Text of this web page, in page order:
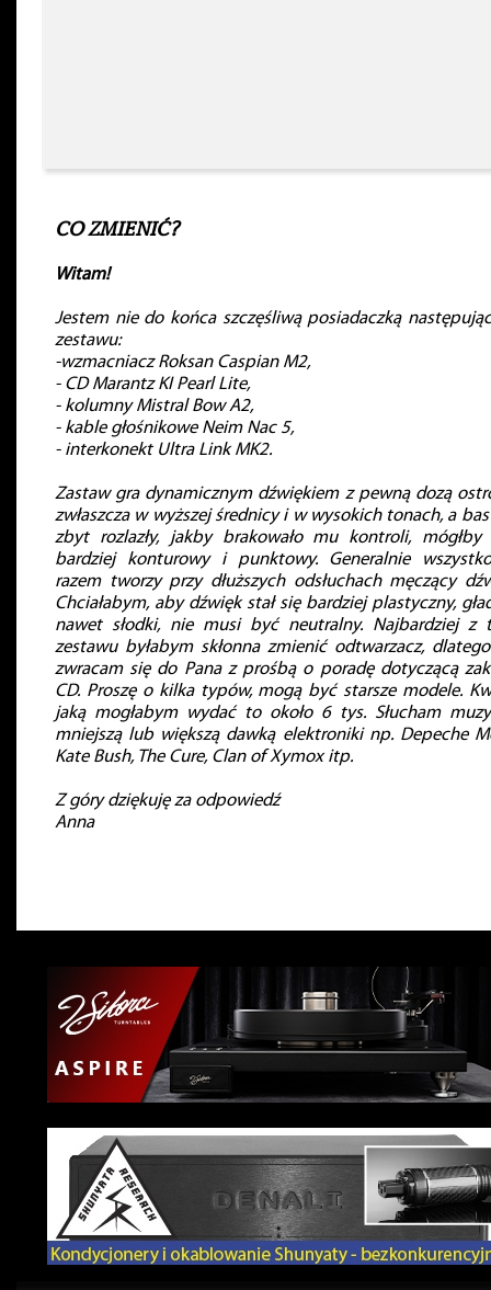
CO ZMIENIĆ?
Witam!
Jestem nie do końca szczęśliwą posiadaczką
zestawu:
-wzmacniacz Roksan Caspian M2,
- CD Marantz KI Pearl Lite,
- kolumny Mistral Bow A2,
- kable głośnikowe Neim Nac 5,
- interkonekt Ultra Link MK2.
Zastaw gra dynamicznym dźwiękiem z pewną dozą
zwłaszcza w wyższej średnicy i w wysokich tonach, a
zbyt rozlazły, jakby brakowało mu kontroli, mógłby
bardziej konturowy i punktowy. Generalnie
razem tworzy przy dłuższych odsłuchach męczący
Chciałabym, aby dźwięk stał się bardziej plastyczny,
nawet słodki, nie musi być neutralny. Najbardziej z
zestawu byłabym skłonna zmienić odtwarzacz,
zwracam się do Pana z prośbą o poradę dotyczącą
CD. Proszę o kilka typów, mogą być starsze modele.
jaką mogłabym wydać to około 6 tys. Słucham
mniejszą lub większą dawką elektroniki np. Depeche
Kate Bush, The Cure, Clan of Xymox itp.
Z góry dziękuję za odpowiedź
Anna